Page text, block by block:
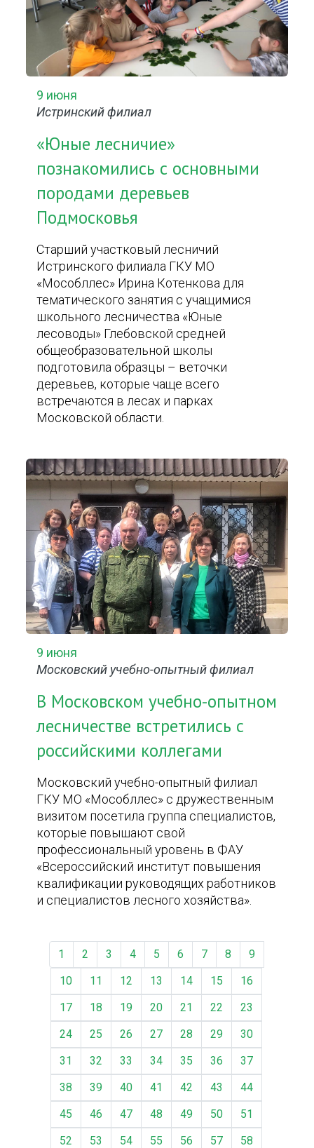
9 июня
Истринский филиал
«Юные лесничие»
познакомились с основными
породами деревьев
Подмосковья
Старший участковый лесничий
Истринского филиала ГКУ МО
«Мособллес» Ирина Котенкова для
тематического занятия с учащимися
школьного лесничества «Юные
лесоводы» Глебовской средней
общеобразовательной школы
подготовила образцы – веточки
деревьев, которые чаще всего
встречаются в лесах и парках
Московской области.
9 июня
Московский учебно-опытный филиал
В Московском учебно-опытном
лесничестве встретились с
российскими коллегами
Московский учебно-опытный филиал
ГКУ МО «Мособллес» с дружественным
визитом посетила группа специалистов,
которые повышают свой
профессиональный уровень в ФАУ
«Всероссийский институт повышения
квалификации руководящих работников
и специалистов лесного хозяйства».
1 2 3 4 5 6 7 8
9
10
11 12 13 14 15
16
17
18 19 20 21 22
23
24
25 26 27 28 29
30
31
32 33 34 35 36
37
38
39 40 41 42 43
44
45
46 47 48 49 50
51
52
53 54 55 56 57
58